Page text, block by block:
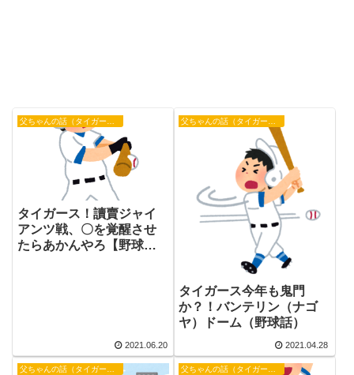
父ちゃんの話（タイガース）
タイガース！讀賣ジャイ
アンツ戦、〇を覚醒させ
たらあかんやろ【野球
2021.06.20
父ちゃんの話（タイガース）
タイガース今年も鬼門
か？！バンテリン（ナゴ
ヤ）ドーム（野球話）
2021.04.28
父ちゃんの話（タイガース） 父ちゃんの話（タイガース）